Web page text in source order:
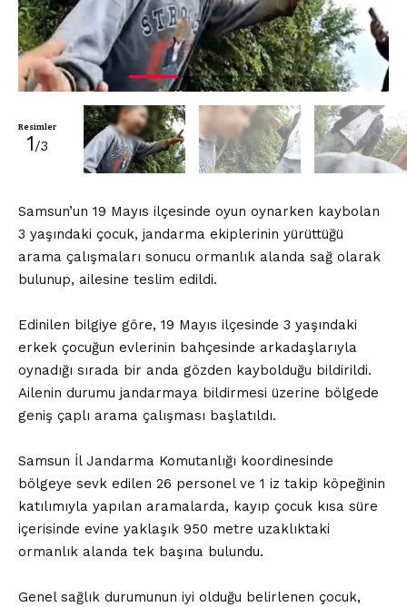
Resimler
1/3
Samsun’un 19 Mayıs ilçesinde oyun oynarken kaybolan
3 yaşındaki çocuk, jandarma ekiplerinin yürüttüğü
arama çalışmaları sonucu ormanlık alanda sağ olarak
bulunup, ailesine teslim edildi.
Edinilen bilgiye göre, 19 Mayıs ilçesinde 3 yaşındaki
erkek çocuğun evlerinin bahçesinde arkadaşlarıyla
oynadığı sırada bir anda gözden kaybolduğu bildirildi.
Ailenin durumu jandarmaya bildirmesi üzerine bölgede
geniş çaplı arama çalışması başlatıldı.
Samsun İl Jandarma Komutanlığı koordinesinde
bölgeye sevk edilen 26 personel ve 1 iz takip köpeğinin
katılımıyla yapılan aramalarda, kayıp çocuk kısa süre
içerisinde evine yaklaşık 950 metre uzaklıktaki
ormanlık alanda tek başına bulundu.
Genel sağlık durumunun iyi olduğu belirlenen çocuk,